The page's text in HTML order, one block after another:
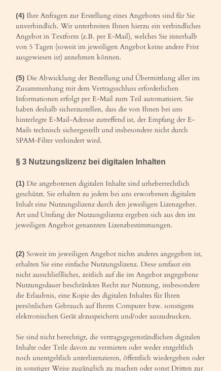
(4) Ihre Anfragen zur Erstellung eines Angebotes sind für Sie
unverbindlich. Wir unterbreiten Ihnen hierzu ein verbindliches
Angebot in Textform (z.B. per E-Mail), welches Sie innerhalb
von 5 Tagen (soweit im jeweiligen Angebot keine andere Frist
ausgewiesen ist) annehmen können.
(5) Die Abwicklung der Bestellung und Übermittlung aller im
Zusammenhang mit dem Vertragsschluss erforderlichen
Informationen erfolgt per E-Mail zum Teil automatisiert. Sie
haben deshalb sicherzustellen, dass die von Ihnen bei uns
hinterlegte E-Mail-Adresse zutreffend ist, der Empfang der E-
Mails technisch sichergestellt und insbesondere nicht durch
SPAM-Filter verhindert wird.
§ 3 Nutzungslizenz bei digitalen Inhalten
(1) Die angebotenen digitalen Inhalte sind urheberrechtlich
geschützt. Sie erhalten zu jedem bei uns erworbenen digitalen
Inhalt eine Nutzungslizenz durch den jeweiligen Lizenzgeber.
Art und Umfang der Nutzungslizenz ergeben sich aus den im
jeweiligen Angebot genannten Lizenzbestimmungen.
(2) Soweit im jeweiligen Angebot nichts anderes angegeben ist,
erhalten Sie eine einfache Nutzungslizenz. Diese umfasst ein
nicht ausschließliches, zeitlich auf die im Angebot angegebene
Nutzungsdauer beschränktes Recht zur Nutzung, insbesondere
die Erlaubnis, eine Kopie des digitalen Inhaltes für Ihren
persönlichen Gebrauch auf Ihrem Computer bzw. sonstigem
elektronischen Gerät abzuspeichern und/oder auszudrucken.
Sie sind nicht berechtigt, die vertragsgegenständlichen digitalen
Inhalte oder Teile davon zu vermieten oder weder entgeltlich
noch unentgeltlich unterlizenzieren, öffentlich wiedergeben oder
in sonstiger Weise zugänglich zu machen oder sonst Dritten zur